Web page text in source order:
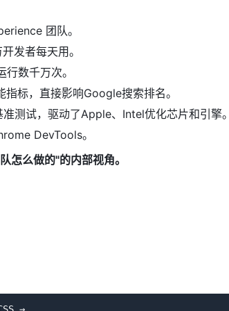
团队。
发者每天用。
数千万次。
标，直接影响Google搜索排名。
测试，驱动了Apple、Intel优化芯片和引擎
DevTools。
怎么做的"的内部视角。